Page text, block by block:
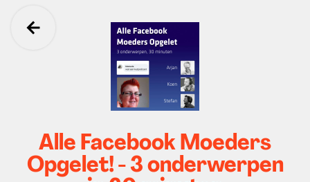
Ga terug
Alle Facebook Moeders
Opgelet! - 3 onderwerpen